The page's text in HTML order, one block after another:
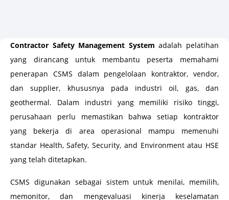
Contractor Safety Management System adalah pelatihan
yang dirancang untuk membantu peserta memahami
penerapan CSMS dalam pengelolaan kontraktor, vendor,
dan supplier, khususnya pada industri oil, gas, dan
geothermal. Dalam industri yang memiliki risiko tinggi,
perusahaan perlu memastikan bahwa setiap kontraktor
yang bekerja di area operasional mampu memenuhi
standar Health, Safety, Security, and Environment atau HSE
yang telah ditetapkan.
CSMS digunakan sebagai sistem untuk menilai, memilih,
memonitor, dan mengevaluasi kinerja keselamatan